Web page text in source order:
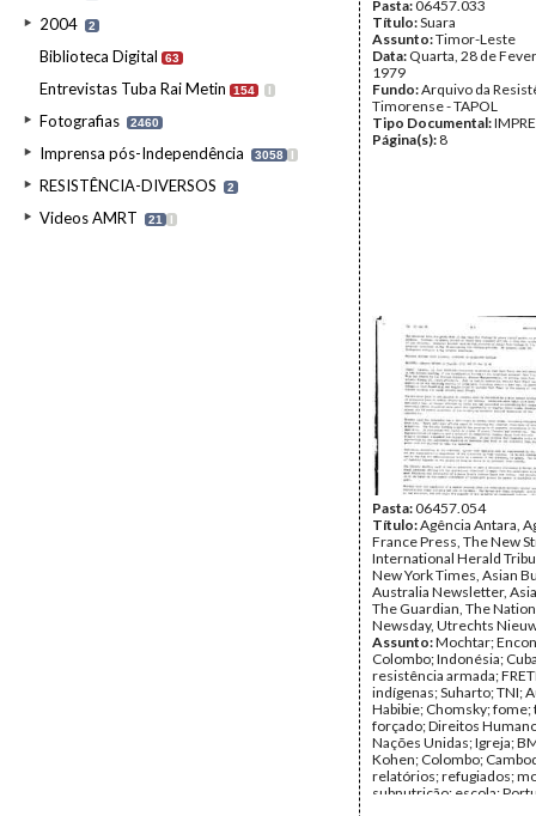
2004 2
Biblioteca Digital 63
Entrevistas Tuba Rai Metin 154 I
Fotografias 2460
Imprensa pós-Independência 3058 I
RESISTÊNCIA-DIVERSOS 2
Videos AMRT 21 I
Pasta:06457.033
Título:Suara
Assunto:Timor-Leste
Data: Quarta, 28 de
1979
Fundo:Arquivo da
Timorense - TAPOL
Tipo Documental:
Página(s): 8
Pasta:06457.054
Título:Agência Antara,
France Press, The New
International Herald
New York Times, Asian
Australia Newsletter,
The Guardian, The
Newsday, Utrechts
Assunto:Mochtar;
Colombo; Indonésia;
resistência armada;
indígenas; Suharto; TNI;
Habibie; Chomsky; fome;
forçado; Direitos
Nações Unidas; Igreja;
Kohen; Colombo;
relatórios; refugiados;
subnutrição; escola;